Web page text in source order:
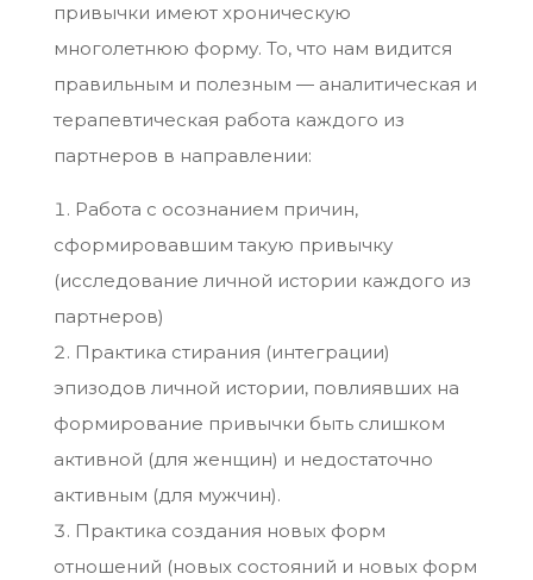
привычки имеют хроническую
многолетнюю форму. То, что нам видится
правильным и полезным — аналитическая и
терапевтическая работа каждого из
партнеров в направлении:
Работа с осознанием причин,
сформировавшим такую привычку
(исследование личной истории каждого из
партнеров)
Практика стирания (интеграции)
эпизодов личной истории, повлиявших на
формирование привычки быть слишком
активной (для женщин) и недостаточно
активным (для мужчин).
Практика создания новых форм
отношений (новых состояний и новых форм